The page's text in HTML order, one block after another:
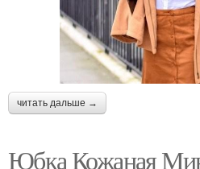
читать дальше →
Юбка Кожаная